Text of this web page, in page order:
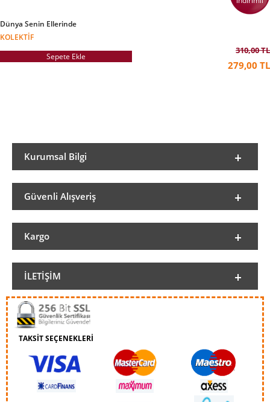
Dünya Senin Ellerinde
KOLEKTIF
Sepete Ekle
310,00 TL
279,00 TL
Kurumsal Bilgi
Güvenli Alışveriş
Kargo
İLETIŞIM
TAKSİT SEÇENEKLERİ